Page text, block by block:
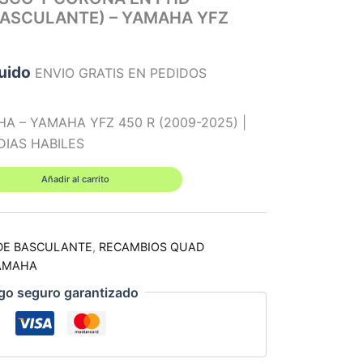
– YAMAHA YFZ
ENVIO GRATIS EN PEDIDOS
– YAMAHA YFZ 450 R (2009-2025) |
HABILES
Añadir al carrito
BASCULANTE, RECAMBIOS QUAD
seguro garantizado